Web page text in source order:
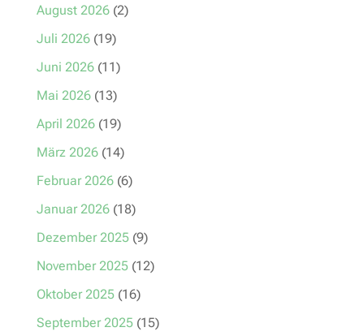
August 2026(2)
Juli 2026(19)
Juni 2026(11)
Mai 2026(13)
April 2026(19)
März 2026(14)
Februar 2026(6)
Januar 2026(18)
Dezember 2025(9)
November 2025(12)
Oktober 2025(16)
September 2025(15)